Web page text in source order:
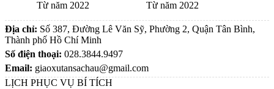
Từ năm 2022
Từ năm 2022
Địa chỉ: Số 387, Đường Lê Văn Sỹ, Phường 2, Quận Tân Bình,
Thành phố Hồ Chí Minh
Số điện thoại: 028.3844.9497
Email: giaoxutansachau@gmail.com
LỊCH PHỤC VỤ BÍ TÍCH